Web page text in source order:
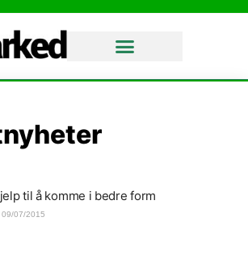
til å komme i bedre form
09/07/2015